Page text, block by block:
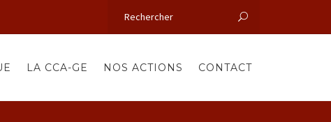
LA CCA-GE NOS ACTIONS CONTACT